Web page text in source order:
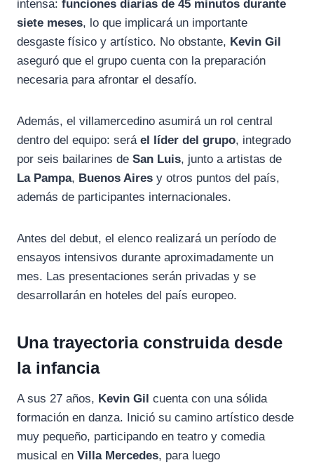
intensa: funciones diarias de 45 minutos durante
siete meses, lo que implicará un importante
desgaste físico y artístico. No obstante, Kevin Gil
aseguró que el grupo cuenta con la preparación
necesaria para afrontar el desafío.
Además, el villamercedino asumirá un rol central
dentro del equipo: será el líder del grupo, integrado
por seis bailarines de San Luis, junto a artistas de
La Pampa, Buenos Aires y otros puntos del país,
además de participantes internacionales.
Antes del debut, el elenco realizará un período de
ensayos intensivos durante aproximadamente un
mes. Las presentaciones serán privadas y se
desarrollarán en hoteles del país europeo.
Una trayectoria construida desde
la infancia
A sus 27 años, Kevin Gil cuenta con una sólida
formación en danza. Inició su camino artístico desde
muy pequeño, participando en teatro y comedia
musical en Villa Mercedes, para luego